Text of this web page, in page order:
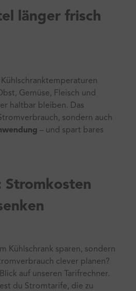
länger frisch
Gemüse, Fleisch und
haltbar bleiben. Das
sondern auch
– und spart bares
Stromkosten
Kühlschrank sparen, sondern
clever planen?
auf unseren Tarifrechner.
du Stromtarife, die zu